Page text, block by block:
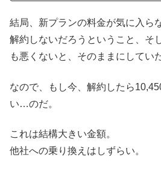
結局、新プランの料金が気に入ら
解約しないだろうということ、そ
も悪くないと、そのままにしていた
なので、もし今、解約したら
い…のだ。
これは結構大きい金額。
他社への乗り換えはしずらい。